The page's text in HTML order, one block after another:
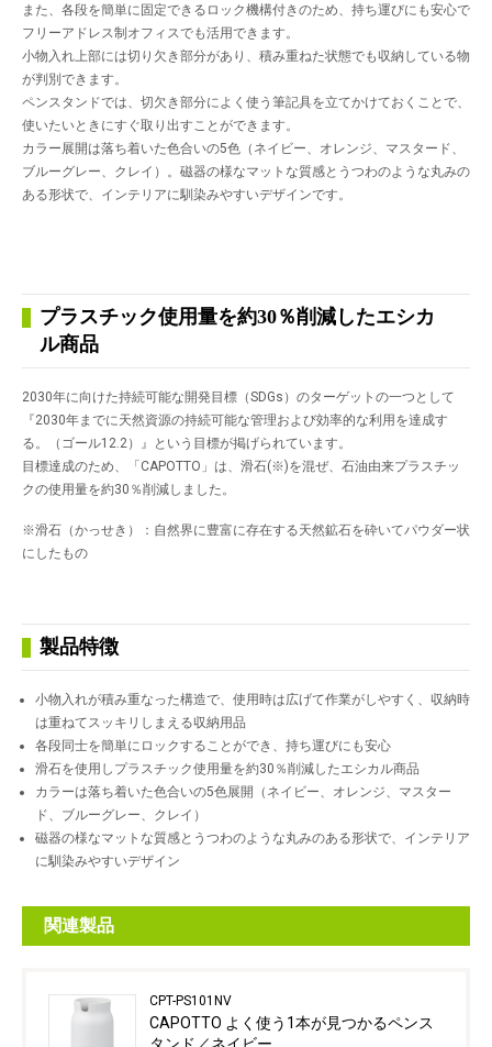
また、各段を簡単に固定できるロック機構付きのため、持ち運びにも安心で
フリーアドレス制オフィスでも活用できます。
小物入れ上部には切り欠き部分があり、積み重ねた状態でも収納している物
が判別できます。
ペンスタンドでは、切欠き部分によく使う筆記具を立てかけておくことで、
使いたいときにすぐ取り出すことができます。
カラー展開は落ち着いた色合いの5色（ネイビー、オレンジ、マスタード、
ブルーグレー、クレイ）。磁器の様なマットな質感とうつわのような丸みの
ある形状で、インテリアに馴染みやすいデザインです。
プラスチック使用量を約30％削減したエシカ
ル商品
2030年に向けた持続可能な開発目標（SDGs）のターゲットの一つとして
『2030年までに天然資源の持続可能な管理および効率的な利用を達成す
る。（ゴール12.2）』という目標が掲げられています。
目標達成のため、「CAPOTTO」は、滑石(※)を混ぜ、石油由来プラスチッ
クの使用量を約30％削減しました。
※滑石（かっせき）：自然界に豊富に存在する天然鉱石を砕いてパウダー状
にしたもの
製品特徴
小物入れが積み重なった構造で、使用時は広げて作業がしやすく、収納時
は重ねてスッキリしまえる収納用品
各段同士を簡単にロックすることができ、持ち運びにも安心
滑石を使用しプラスチック使用量を約30％削減したエシカル商品
カラーは落ち着いた色合いの5色展開（ネイビー、オレンジ、マスター
ド、ブルーグレー、クレイ）
磁器の様なマットな質感とうつわのような丸みのある形状で、インテリア
に馴染みやすいデザイン
関連製品
CPT-PS101NV
CAPOTTO よく使う1本が見つかるペンス